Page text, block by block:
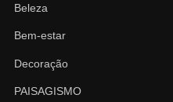
Beleza
Bem-estar
Decoração
PAISAGISMO